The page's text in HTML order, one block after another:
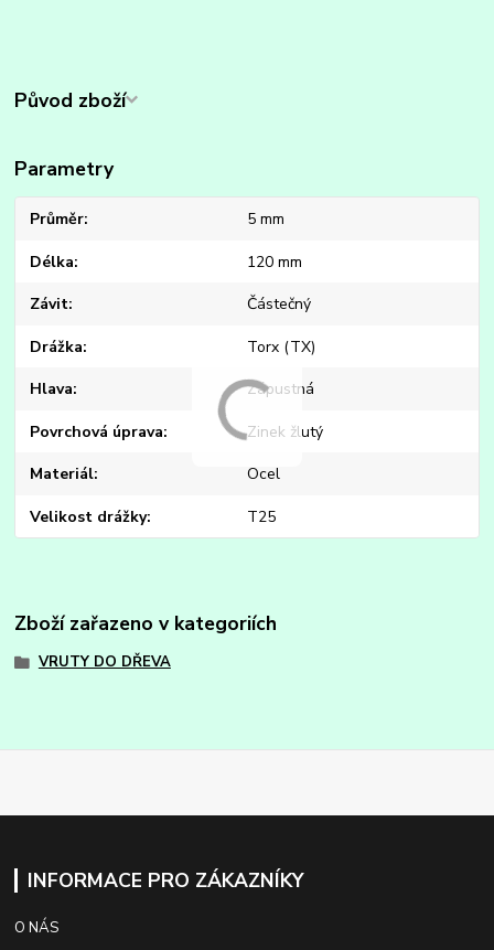
Původ zboží
Parametry
Průměr 5 mm
Délka 120 mm
Závit Částečný
Drážka Torx (TX)
Hlava Zápustná
Povrchová úprava Zinek žlutý
Materiál Ocel
Velikost drážky T25
Zboží zařazeno v kategoriích
VRUTY DO DŘEVA
INFORMACE PRO ZÁKAZNÍKY
O NÁS